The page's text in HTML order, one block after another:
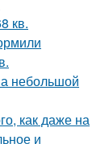
кв.
небольшой
как даже на
и